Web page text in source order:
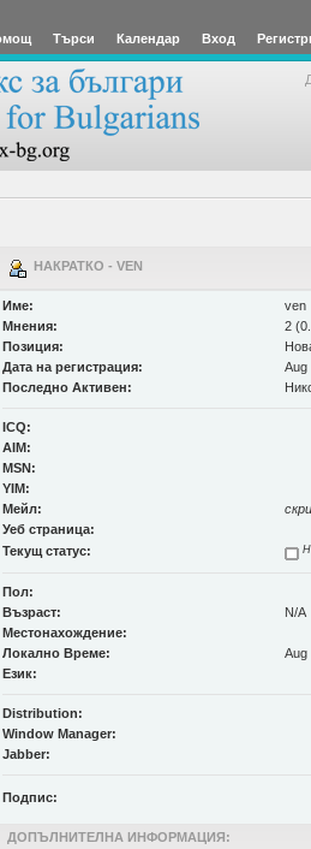
Търси Календар Вход
НАКРАТКО - VEN
Име:
ven
Мнения:
2
Позиция:
Дата на регистрация:
Aug
Последно Активен:
ICQ:
AIM:
MSN:
YIM:
Мейл:
Уеб страница:
Текущ статус:
Пол:
Възраст:
N/A
Местонахождение:
Локално Време:
Aug
Език:
Distribution:
Window Manager:
Jabber:
Подпис:
ДОПЪЛНИТЕЛНА ИНФОРМАЦИЯ: